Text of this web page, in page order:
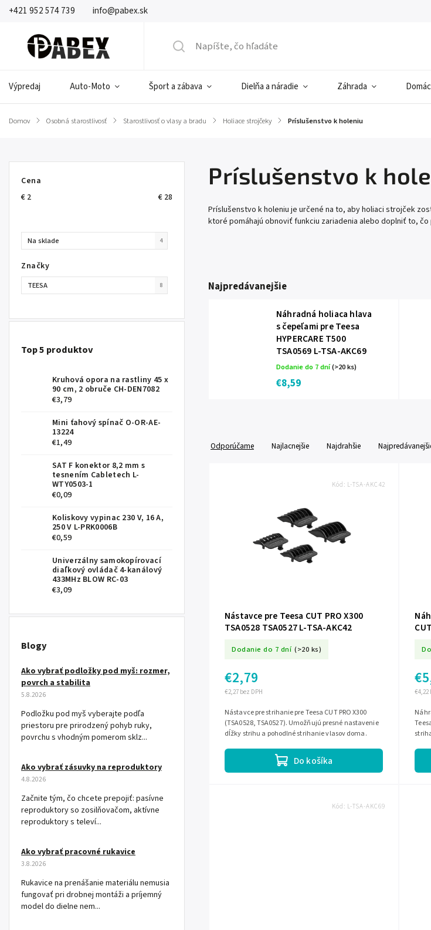
+421 952 574 739 info@pabex.sk
Výpredaj Auto-Moto Šport a zábava Dielňa a náradie Záhrada
Domov / Osobná starostlivosť / Starostlivosť o vlasy a bradu / Holiace strojčeky / Príslušenstvo k holeniu
Cena
€ 2 € 28
Na sklade 4
Značky
TEESA 8
Top 5 produktov
Kruhová opora na rastliny 45 x
90 cm, 2 obruče CH-DEN7082
€3,79
Mini ťahový spínač O-OR-AE-
13224
€1,49
SAT F konektor 8,2 mm s
tesnením Cabletech L-
WTY0503-1
€0,09
Koliskovy vypinac 230 V, 16 A,
250 V L-PRK0006B
€0,59
Univerzálny samokopírovací
diaľkový ovládač 4-kanálový
433MHz BLOW RC-03
€3,09
Blogy
Ako vybrať podložky pod myš: rozmer,
povrch a stabilita
5.8.2026
Podložku pod myš vyberajte podľa
priestoru pre prirodzený pohyb ruky,
povrchu s vhodným pomerom sklz...
Ako vybrať zásuvky na reproduktory
4.8.2026
Začnite tým, čo chcete prepojiť: pasívne
reproduktory so zosilňovačom, aktívne
reproduktory s televí...
Ako vybrať pracovné rukavice
3.8.2026
Rukavice na prenášanie materiálu nemusia
fungovať pri drobnej montáži a príjemný
model do dielne nem...
Príslušenstvo k
Príslušenstvo k holeniu je určené na to, aby holiaci strojček
ktoré pomáhajú obnoviť funkciu zariadenia alebo doplniť to, čo
Najpredávanejšie
Náhradná holiaca hlava
s čepeľami pre Teesa
HYPERCARE T500
TSA0569 L-TSA-AKC69
Dodanie do 7 dní(>20 ks)
€8,59
Odporúčame Najlacnejšie Najdrahšie
Nástavce pre Teesa CUT PRO X300
TSA0528 TSA0527 L-TSA-AKC42
Dodanie do 7 dní (>20 ks)
€2,27 bez DPH
€2,79
Do košíka
Nástavce pre strihanie pre Teesa CUT PRO X300
(TSA0528, TSA0527). Umožňujú presné nastavenie
dĺžky strihu a pohodlné strihanie vlasov doma.
Kód: L-TSA-AKC42
€4,22
Kód: L-TSA-AKC69